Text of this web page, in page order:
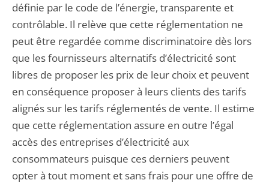
définie par le code de l’énergie, transparente et
contrôlable. Il relève que cette réglementation ne
peut être regardée comme discriminatoire dès lors
que les fournisseurs alternatifs d’électricité sont
libres de proposer les prix de leur choix et peuvent
en conséquence proposer à leurs clients des tarifs
alignés sur les tarifs réglementés de vente. Il estime
que cette réglementation assure en outre l’égal
accès des entreprises d’électricité aux
consommateurs puisque ces derniers peuvent
opter à tout moment et sans frais pour une offre de